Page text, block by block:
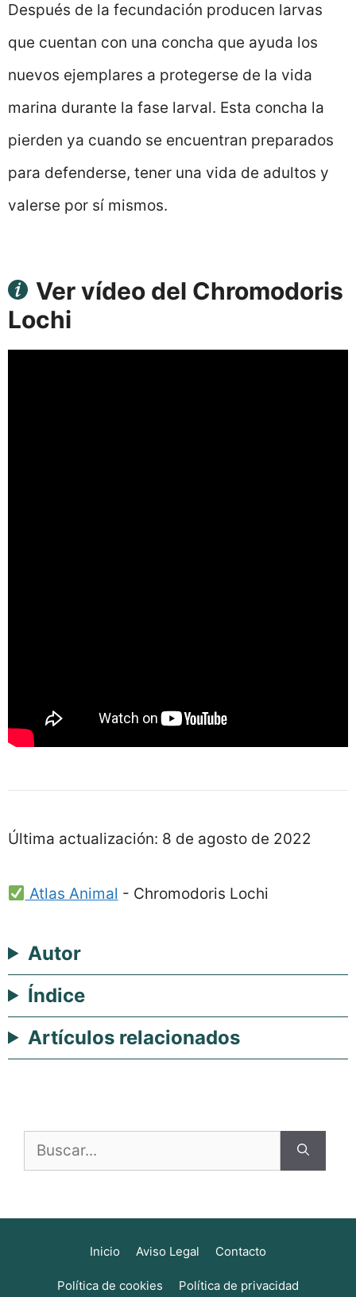
Después de la fecundación producen larvas
que cuentan con una concha que ayuda los
nuevos ejemplares a protegerse de la vida
marina durante la fase larval. Esta concha la
pierden ya cuando se encuentran preparados
para defenderse, tener una vida de adultos y
valerse por sí mismos.
Ver vídeo del Chromodoris
Lochi
Última actualización: 8 de agosto de 2022
Atlas Animal - Chromodoris Lochi
Autor
Índice
Artículos relacionados
Buscar:
Inicio Aviso Legal Contacto
Política de cookies Política de privacidad